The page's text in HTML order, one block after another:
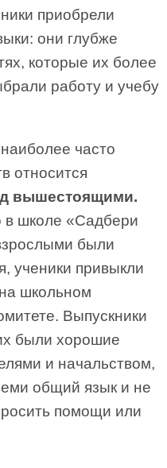
приобрели
они глубже
которые их более
работу и учебу
часто
относится
вышестоящими.
в школе «Садбери
были
ученики привыкли
школьном
Выпускники
были хорошие
и начальством,
общий язык и не
помощи или